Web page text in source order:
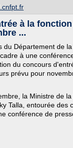
à la
...
du Département de
à une
du concours
prévu pour
la Ministre de
Talla, entourée des
conférence de